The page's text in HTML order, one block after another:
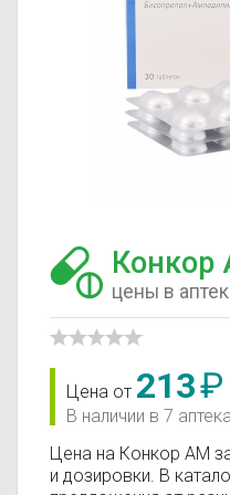
Конкор
цены в
Цена от 213₽
В наличии в 7
Цена на Конкор АМ
и дозировки. В